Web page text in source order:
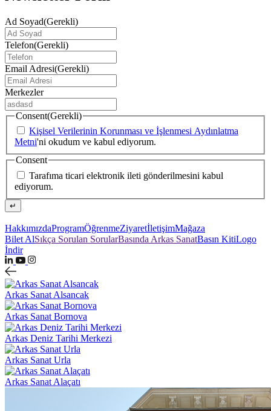
Ad Soyad(Gerekli)
Telefon(Gerekli)
Email Adresi(Gerekli)
Merkezler
Consent(Gerekli)
Kişisel Verilerinin Korunması ve İşlenmesi Aydınlatma
Metni'ni okudum ve kabul ediyorum.
Consent
Tarafıma ticari elektronik ileti gönderilmesini kabul
ediyorum.
↵
HakkımızdaProgramÖğrenmeZiyaretİletişimMağaza
Bilet AlSıkça Sorulan SorularBasında Arkas SanatBasın KitiLogo
İndir
Arkas Sanat Alsancak
Arkas Sanat Bornova
Arkas Deniz Tarihi Merkezi
Arkas Sanat Urla
Arkas Sanat Alaçatı